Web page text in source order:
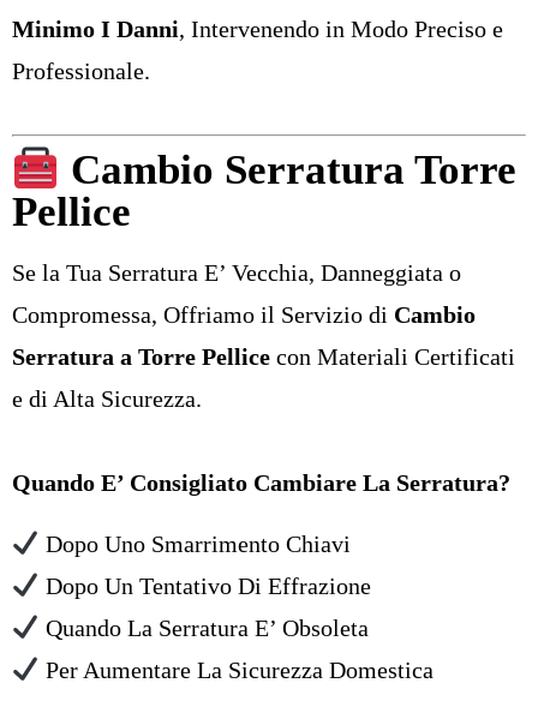
Minimo I Danni, Intervenendo in Modo Preciso e
Professionale.
Cambio Serratura Torre
Pellice
Se la Tua Serratura E’ Vecchia, Danneggiata o
Compromessa, Offriamo il Servizio di Cambio
Serratura a Torre Pellice con Materiali Certificati
e di Alta Sicurezza.
Quando E’ Consigliato Cambiare La Serratura?
Dopo Uno Smarrimento Chiavi
Dopo Un Tentativo Di Effrazione
Quando La Serratura E’ Obsoleta
Per Aumentare La Sicurezza Domestica